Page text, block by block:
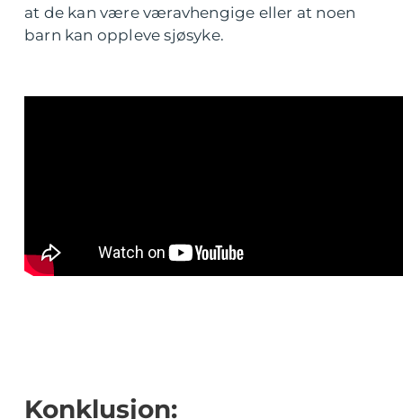
at de kan være væravhengige eller at noen
barn kan oppleve sjøsyke.
Konklusjon: